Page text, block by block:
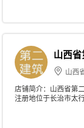
山西
山西
店铺简介：山西省第
注册地位于长治市太